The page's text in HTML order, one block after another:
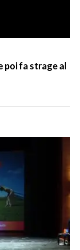
poi fa strage al